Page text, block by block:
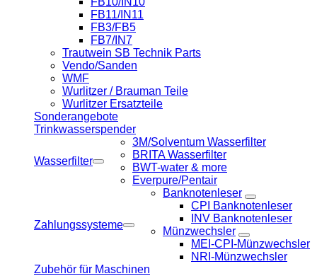
FB11/IN11
FB3/FB5
FB7/IN7
Trautwein SB Technik Parts
Vendo/Sanden
WMF
Wurlitzer / Brauman Teile
Wurlitzer Ersatzteile
Sonderangebote
Trinkwasserspender
Wasserfilter
3M/Solventum Wasserfilter
BRITA Wasserfilter
BWT-water & more
Everpure/Pentair
Zahlungssysteme
Banknotenleser
CPI Banknotenleser
INV Banknotenleser
Münzwechsler
MEI-CPI-Münzwechsler
NRI-Münzwechsler
Zubehör für Maschinen